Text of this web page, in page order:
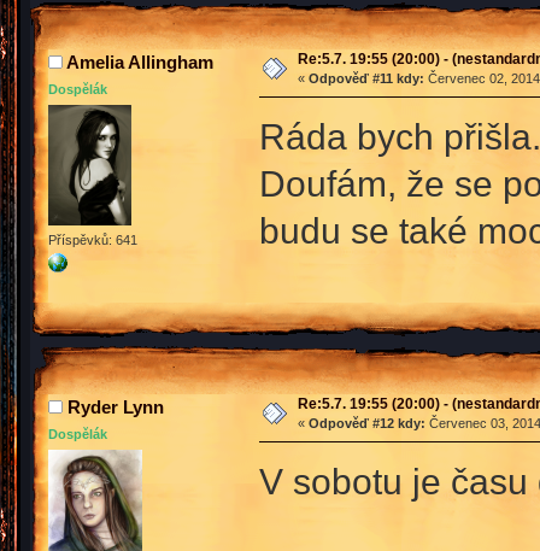
Amelia Allingham
Dospělák
Příspěvků: 641
Re:5.7. 19:55 (20:00) -
« Odpověď #11 kdy: Červenec 02,
Ráda bych
Doufám, že se
budu se také
Ryder Lynn
Dospělák
Re:5.7. 19:55 (20:00) -
« Odpověď #12 kdy: Červenec 03,
V sobotu je